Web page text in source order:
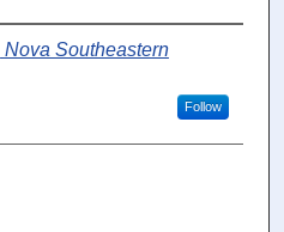
Nova Southeastern
Follow